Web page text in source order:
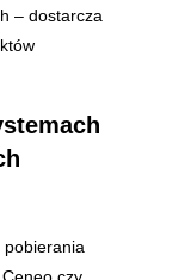
– dostarcza
pobierania